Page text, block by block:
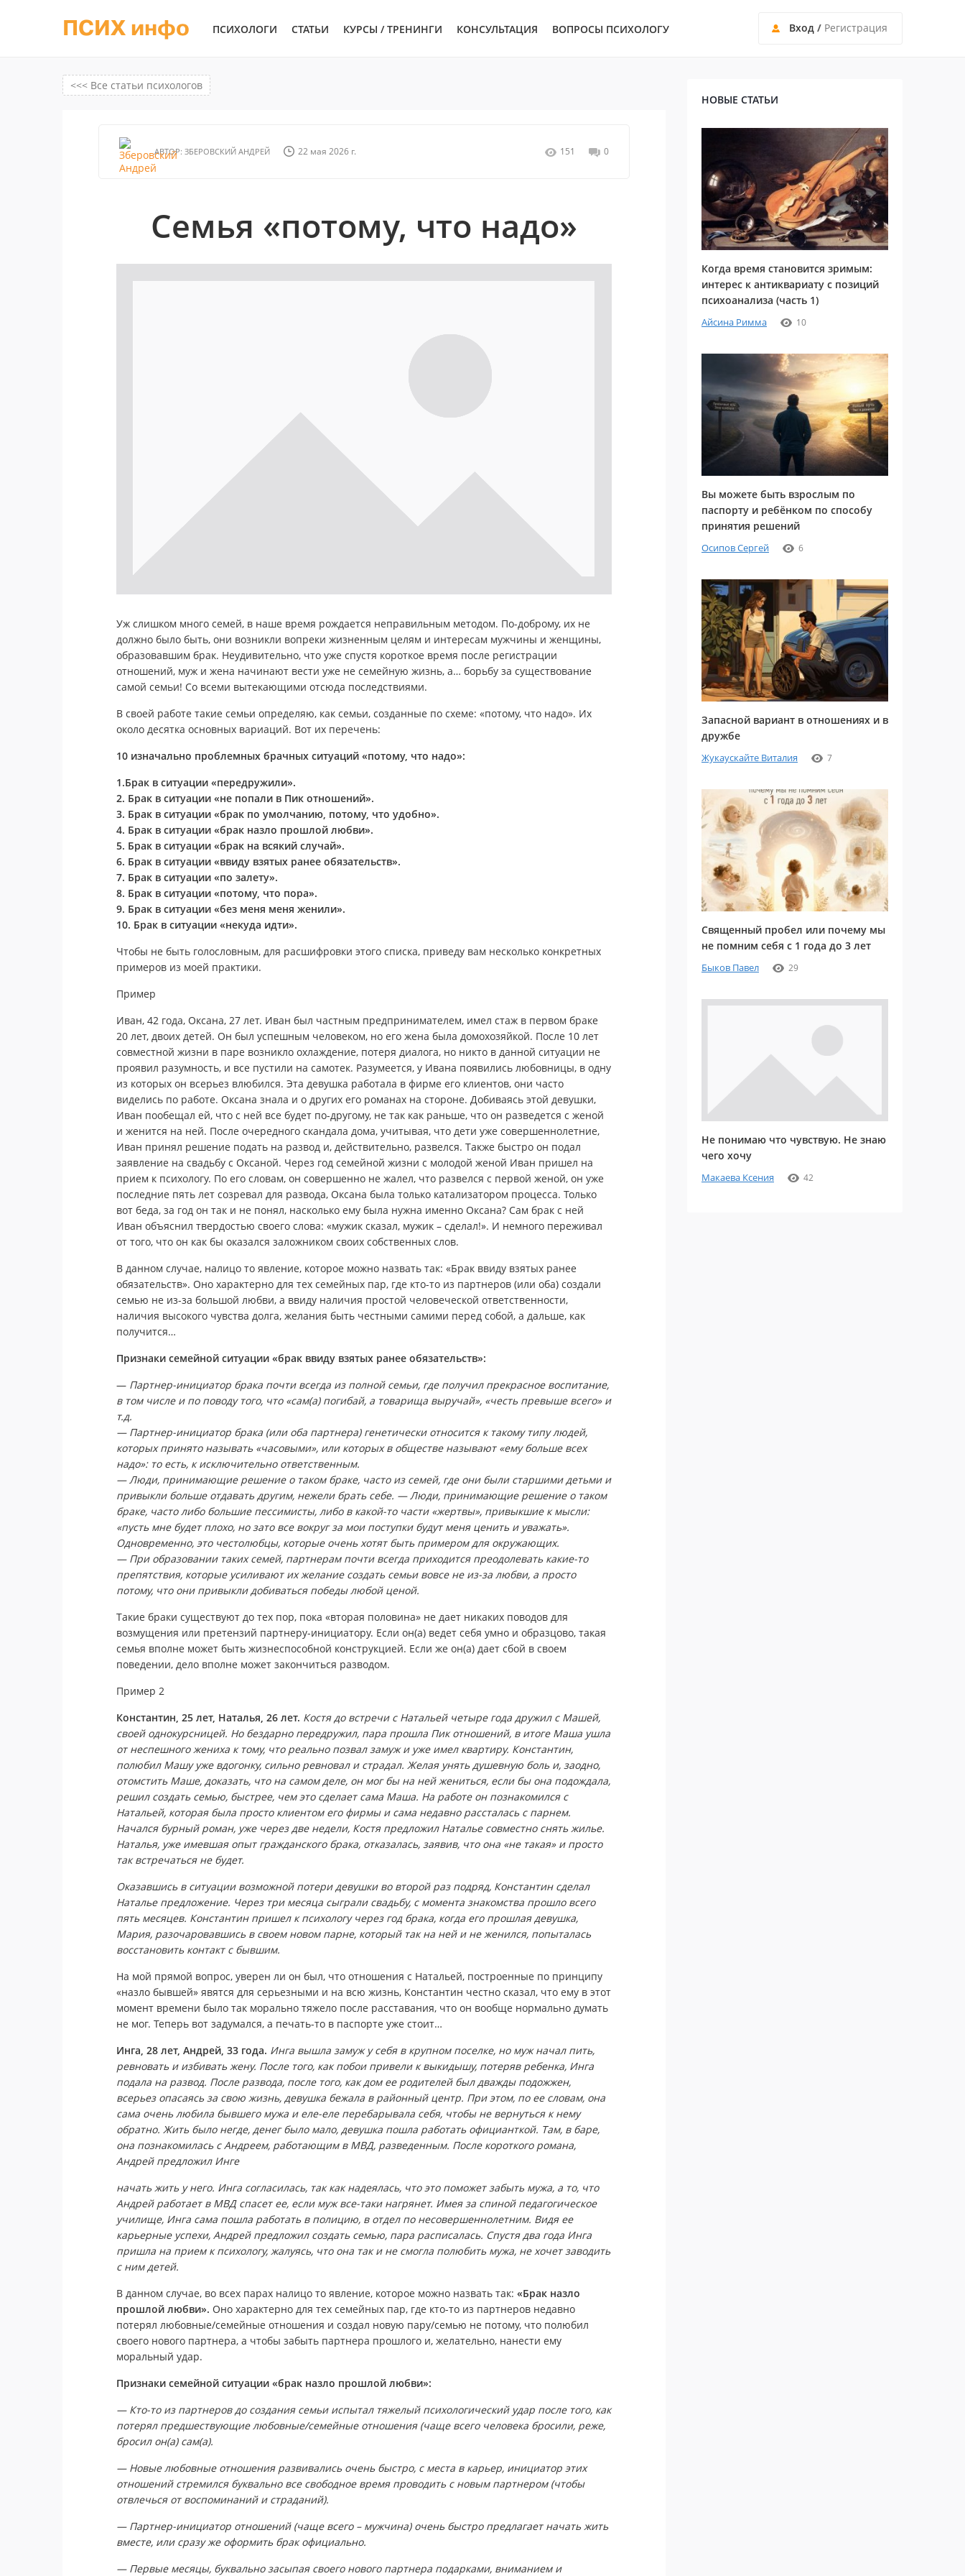
ПСИХ инфо ПСИХОЛОГИ СТАТЬИ КУРСЫ / ТРЕНИНГИ КОНСУЛЬТАЦИЯ ВОПРОСЫ ПСИХОЛОГУ Вход / Регистрация
<<< Все статьи психологов
АВТОР: ЗБЕРОВСКИЙ АНДРЕЙ 22 мая 2026 г. 151 0
Семья «потому, что надо»
Уж слишком много семей, в наше время рождается неправильным методом. По-доброму, их не
должно было быть, они возникли вопреки жизненным целям и интересам мужчины и женщины,
образовавшим брак. Неудивительно, что уже спустя короткое время после регистрации
отношений, муж и жена начинают вести уже не семейную жизнь, а… борьбу за существование
самой семьи! Со всеми вытекающими отсюда последствиями.
В своей работе такие семьи определяю, как семьи, созданные по схеме: «потому, что надо». Их
около десятка основных вариаций. Вот их перечень:
10 изначально проблемных брачных ситуаций «потому, что надо»:
1.Брак в ситуации «передружили».
2. Брак в ситуации «не попали в Пик отношений».
3. Брак в ситуации «брак по умолчанию, потому, что удобно».
4. Брак в ситуации «брак назло прошлой любви».
5. Брак в ситуации «брак на всякий случай».
6. Брак в ситуации «ввиду взятых ранее обязательств».
7. Брак в ситуации «по залету».
8. Брак в ситуации «потому, что пора».
9. Брак в ситуации «без меня меня женили».
10. Брак в ситуации «некуда идти».
Чтобы не быть голословным, для расшифровки этого списка, приведу вам несколько конкретных
примеров из моей практики.
Пример
Иван, 42 года, Оксана, 27 лет. Иван был частным предпринимателем, имел стаж в первом браке
20 лет, двоих детей. Он был успешным человеком, но его жена была домохозяйкой. После 10 лет
совместной жизни в паре возникло охлаждение, потеря диалога, но никто в данной ситуации не
проявил разумность, и все пустили на самотек. Разумеется, у Ивана появились любовницы, в одну
из которых он всерьез влюбился. Эта девушка работала в фирме его клиентов, они часто
виделись по работе. Оксана знала и о других его романах на стороне. Добиваясь этой девушки,
Иван пообещал ей, что с ней все будет по-другому, не так как раньше, что он разведется с женой
и женится на ней. После очередного скандала дома, учитывая, что дети уже совершеннолетние,
Иван принял решение подать на развод и, действительно, развелся. Также быстро он подал
заявление на свадьбу с Оксаной. Через год семейной жизни с молодой женой Иван пришел на
прием к психологу. По его словам, он совершенно не жалел, что развелся с первой женой, он уже
последние пять лет созревал для развода, Оксана была только катализатором процесса. Только
вот беда, за год он так и не понял, насколько ему была нужна именно Оксана? Сам брак с ней
Иван объяснил твердостью своего слова: «мужик сказал, мужик – сделал!». И немного переживал
от того, что он как бы оказался заложником своих собственных слов.
В данном случае, налицо то явление, которое можно назвать так: «Брак ввиду взятых ранее
обязательств». Оно характерно для тех семейных пар, где кто-то из партнеров (или оба) создали
семью не из-за большой любви, а ввиду наличия простой человеческой ответственности,
наличия высокого чувства долга, желания быть честными самими перед собой, а дальше, как
получится…
Признаки семейной ситуации «брак ввиду взятых ранее обязательств»:
— Партнер-инициатор брака почти всегда из полной семьи, где получил прекрасное воспитание,
в том числе и по поводу того, что «сам(а) погибай, а товарища выручай», «честь превыше всего» и
т.д.
— Партнер-инициатор брака (или оба партнера) генетически относится к такому типу людей,
которых принято называть «часовыми», или которых в обществе называют «ему больше всех
надо»: то есть, к исключительно ответственным.
— Люди, принимающие решение о таком браке, часто из семей, где они были старшими детьми и
привыкли больше отдавать другим, нежели брать себе. — Люди, принимающие решение о таком
браке, часто либо большие пессимисты, либо в какой-то части «жертвы», привыкшие к мысли:
«пусть мне будет плохо, но зато все вокруг за мои поступки будут меня ценить и уважать».
Одновременно, это честолюбцы, которые очень хотят быть примером для окружающих.
— При образовании таких семей, партнерам почти всегда приходится преодолевать какие-то
препятствия, которые усиливают их желание создать семьи вовсе не из-за любви, а просто
потому, что они привыкли добиваться победы любой ценой.
Такие браки существуют до тех пор, пока «вторая половина» не дает никаких поводов для
возмущения или претензий партнеру-инициатору. Если он(а) ведет себя умно и образцово, такая
семья вполне может быть жизнеспособной конструкцией. Если же он(а) дает сбой в своем
поведении, дело вполне может закончиться разводом.
Пример 2
Константин, 25 лет, Наталья, 26 лет. Костя до встречи с Натальей четыре года дружил с Машей,
своей однокурсницей. Но бездарно передружил, пара прошла Пик отношений, в итоге Маша ушла
от неспешного жениха к тому, что реально позвал замуж и уже имел квартиру. Константин,
полюбил Машу уже вдогонку, сильно ревновал и страдал. Желая унять душевную боль и, заодно,
отомстить Маше, доказать, что на самом деле, он мог бы на ней жениться, если бы она подождала,
решил создать семью, быстрее, чем это сделает сама Маша. На работе он познакомился с
Натальей, которая была просто клиентом его фирмы и сама недавно рассталась с парнем.
Начался бурный роман, уже через две недели, Костя предложил Наталье совместно снять жилье.
Наталья, уже имевшая опыт гражданского брака, отказалась, заявив, что она «не такая» и просто
так встречаться не будет.
Оказавшись в ситуации возможной потери девушки во второй раз подряд, Константин сделал
Наталье предложение. Через три месяца сыграли свадьбу, с момента знакомства прошло всего
пять месяцев. Константин пришел к психологу через год брака, когда его прошлая девушка,
Мария, разочаровавшись в своем новом парне, который так на ней и не женился, попыталась
восстановить контакт с бывшим.
На мой прямой вопрос, уверен ли он был, что отношения с Натальей, построенные по принципу
«назло бывшей» явятся для серьезными и на всю жизнь, Константин честно сказал, что ему в этот
момент времени было так морально тяжело после расставания, что он вообще нормально думать
не мог. Теперь вот задумался, а печать-то в паспорте уже стоит…
Инга, 28 лет, Андрей, 33 года. Инга вышла замуж у себя в крупном поселке, но муж начал пить,
ревновать и избивать жену. После того, как побои привели к выкидышу, потеряв ребенка, Инга
подала на развод. После развода, после того, как дом ее родителей был дважды подожжен,
всерьез опасаясь за свою жизнь, девушка бежала в районный центр. При этом, по ее словам, она
сама очень любила бывшего мужа и еле-еле перебарывала себя, чтобы не вернуться к нему
обратно. Жить было негде, денег было мало, девушка пошла работать официанткой. Там, в баре,
она познакомилась с Андреем, работающим в МВД, разведенным. После короткого романа,
Андрей предложил Инге
начать жить у него. Инга согласилась, так как надеялась, что это поможет забыть мужа, а то, что
Андрей работает в МВД спасет ее, если муж все-таки нагрянет. Имея за спиной педагогическое
училище, Инга сама пошла работать в полицию, в отдел по несовершеннолетним. Видя ее
карьерные успехи, Андрей предложил создать семью, пара расписалась. Спустя два года Инга
пришла на прием к психологу, жалуясь, что она так и не смогла полюбить мужа, не хочет заводить
с ним детей.
В данном случае, во всех парах налицо то явление, которое можно назвать так: «Брак назло
прошлой любви». Оно характерно для тех семейных пар, где кто-то из партнеров недавно
потерял любовные/семейные отношения и создал новую пару/семью не потому, что полюбил
своего нового партнера, а чтобы забыть партнера прошлого и, желательно, нанести ему
моральный удар.
Признаки семейной ситуации «брак назло прошлой любви»:
— Кто-то из партнеров до создания семьи испытал тяжелый психологический удар после того, как
потерял предшествующие любовные/семейные отношения (чаще всего человека бросили, реже,
бросил он(а) сам(а).
— Новые любовные отношения развивались очень быстро, с места в карьер, инициатор этих
отношений стремился буквально все свободное время проводить с новым партнером (чтобы
отвлечься от воспоминаний и страданий).
— Партнер-инициатор отношений (чаще всего – мужчина) очень быстро предлагает начать жить
вместе, или сразу же оформить брак официально.
— Первые месяцы, буквально засыпая своего нового партнера подарками, вниманием и
НОВЫЕ СТАТЬИ
Когда время становится зримым:
интерес к антиквариату с позиций
психоанализа (часть 1)
Айсина Римма 10
Вы можете быть взрослым по
паспорту и ребёнком по способу
принятия решений
Осипов Сергей 6
Запасной вариант в отношениях и в
дружбе
Жукаускайте Виталия 7
Священный пробел или почему мы
не помним себя с 1 года до 3 лет
Быков Павел 29
Не понимаю что чувствую. Не знаю
чего хочу
Макаева Ксения 42